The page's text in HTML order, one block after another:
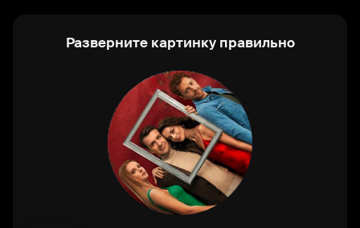
Разверните картинку правильно